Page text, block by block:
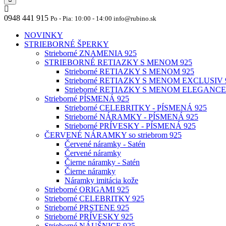
0948 441 915 Po - Pia: 10:00 - 14:00 info@rubino.sk
NOVINKY
STRIEBORNÉ ŠPERKY
Strieborné ZNAMENIA 925
STRIEBORNÉ RETIAZKY S MENOM 925
Strieborné RETIAZKY S MENOM 925
Strieborné RETIAZKY S MENOM EXCLUSIV
Strieborné RETIAZKY S MENOM
Strieborné PÍSMENÁ 925
Strieborné CELEBRITKY - PÍSMENÁ 925
Strieborné NÁRAMKY - PÍSMENÁ 925
Strieborné PRÍVESKY - PÍSMENÁ 925
ČERVENÉ NÁRAMKY so striebrom 925
Červené náramky - Satén
Červené náramky
Čierne náramky - Satén
Čierne náramky
Náramky imitácia kože
Strieborné ORIGAMI 925
Strieborné CELEBRITKY 925
Strieborné PRSTENE 925
Strieborné PRÍVESKY 925